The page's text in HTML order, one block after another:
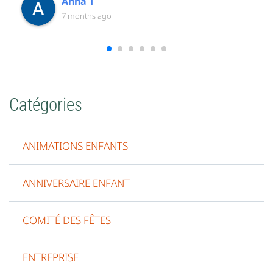
7 months ago
Catégories
ANIMATIONS ENFANTS
ANNIVERSAIRE ENFANT
COMITÉ DES FÊTES
ENTREPRISE